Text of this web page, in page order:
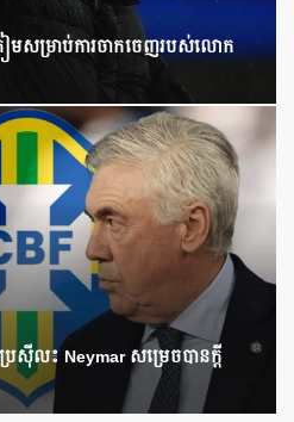
មសម្រាប់ការចាកចេញរបស់លោក
េស៊ីល៖ Neymar សម្រេចបានក្តី